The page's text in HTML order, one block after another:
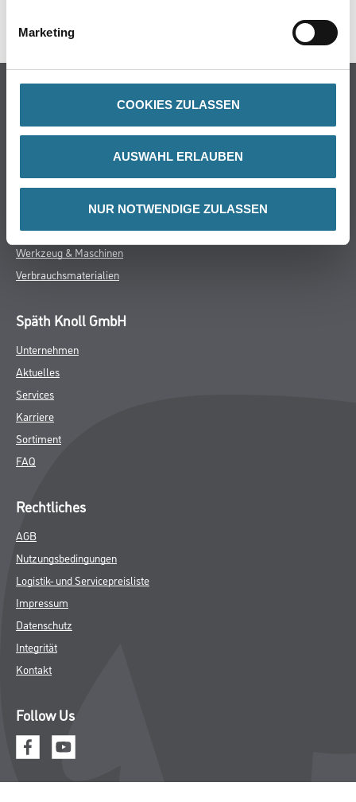
Marketing
COOKIES ZULASSEN
AUSWAHL ERLAUBEN
NUR NOTWENDIGE ZULASSEN
Online-Shop
WDV-Systeme
Putze- und Spachtelmassen
Wand- & Deckenbeläge
Werkzeug & Maschinen
Verbrauchsmaterialien
Späth Knoll GmbH
Unternehmen
Aktuelles
Services
Karriere
Sortiment
FAQ
Rechtliches
AGB
Nutzungsbedingungen
Logistik- und Servicepreisliste
Impressum
Datenschutz
Integrität
Kontakt
Follow Us